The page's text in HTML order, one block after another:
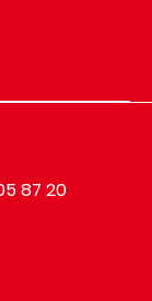
87 20